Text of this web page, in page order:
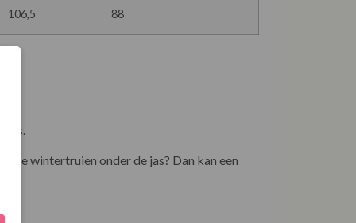
106,5 88
wintertruien onder de jas? Dan kan een